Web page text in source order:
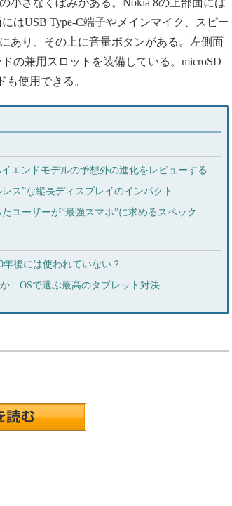
小さなくぼみがある。Nokia 8の上部面には
はUSB Type-C端子やメインマイク、スピー
あり、その上に音量ボタンがある。左側面
の兼用スロットを装備している。microSD
も使用できる。
イエンドモデルの予想外の進化をレビューする
ス”な縦長ディスプレイのインパクト
たユーザーが“最強スマホ”に求めるスペック
年後には使われていない？
か OSで選ぶ最高のタブレット対決